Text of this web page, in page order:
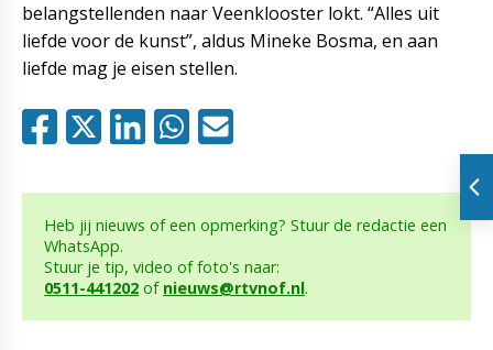
belangstellenden naar Veenklooster lokt. “Alles uit
liefde voor de kunst”, aldus Mineke Bosma, en aan
liefde mag je eisen stellen.
Heb jij nieuws of een opmerking? Stuur de redactie een
WhatsApp.
Stuur je tip, video of foto's naar:
0511-441202 of nieuws@rtvnof.nl.